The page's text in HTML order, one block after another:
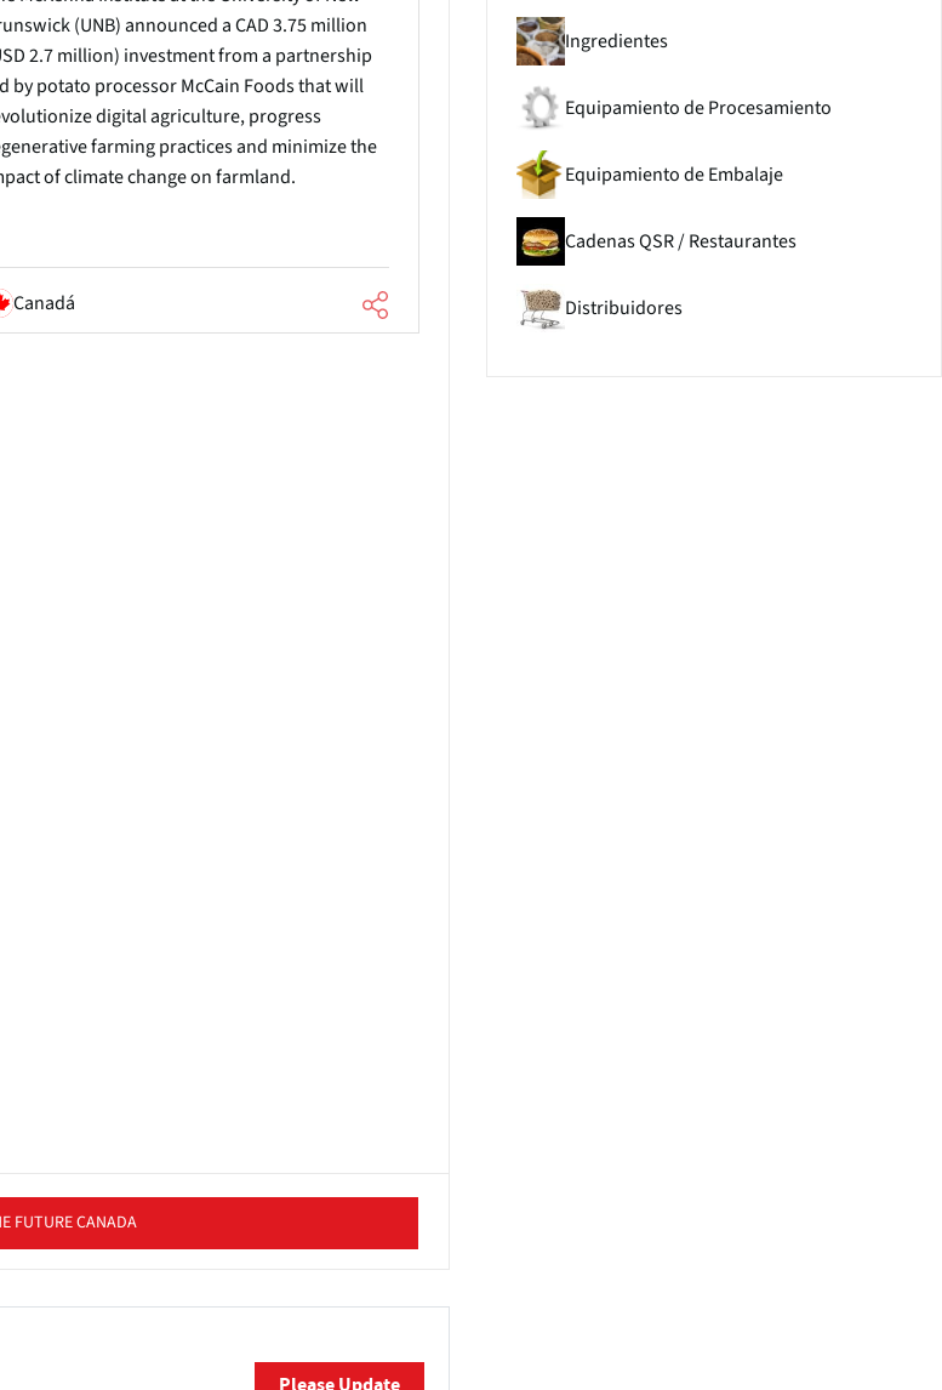
(UNB) announced a CAD 3.75 million
2.7 million) investment from a partnership
by potato processor McCain Foods that will
digital agriculture, progress
farming practices and minimize the
of climate change on farmland.
Canadá
FUTURE CANADA
Please Update
Ingredientes
Equipamiento de Procesamiento
Equipamiento de Embalaje
Cadenas QSR / Restaurantes
Distribuidores